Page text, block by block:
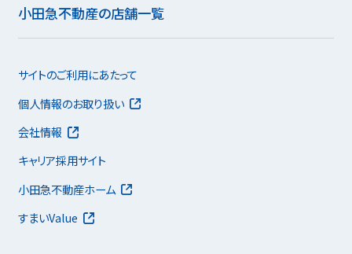
小田急不動産の店舗一覧
サイトのご利用にあたって
個人情報のお取り扱い
会社情報
キャリア採用サイト
小田急不動産ホーム
すまいValue